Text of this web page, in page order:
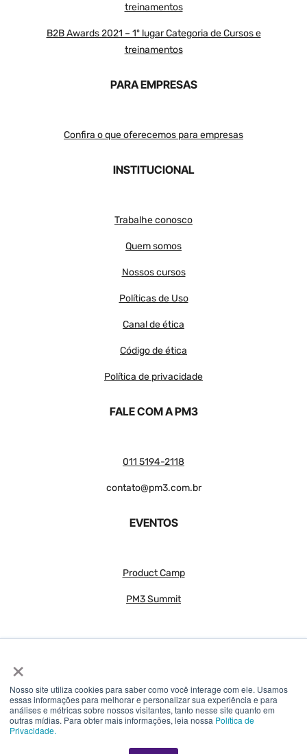
×
Nosso site utiliza cookies para saber como você interage com ele. Usamos
essas informações para melhorar e personalizar sua experiência e para
análises e métricas sobre nossos visitantes, tanto nesse site quanto em
outras mídias. Para obter mais informações, leia nossa Política de
Privacidade.
treinamentos
B2B Awards 2021 – 1º lugar Categoria de Cursos e
treinamentos
PARA EMPRESAS
Confira o que oferecemos para empresas
INSTITUCIONAL
Trabalhe conosco
Quem somos
Nossos cursos
Políticas de Uso
Canal de ética
Código de ética
Política de privacidade
FALE COM A PM3
011 5194-2118
contato@pm3.com.br
EVENTOS
Product Camp
PM3 Summit
© 2018 – 2026 PM3 – Todos os direitos reservados